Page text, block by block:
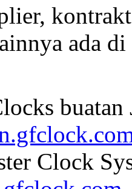
ada
buatan
Clock